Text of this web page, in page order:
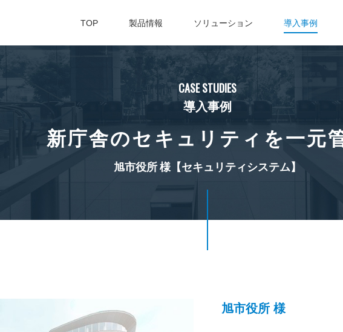
TOP 製品情報 ソリューション 導入事例
CASE STUDIES
導入事例
新庁舎のセキュリティを一元
旭市役所 様【セキュリティシステム】
旭市役所 様